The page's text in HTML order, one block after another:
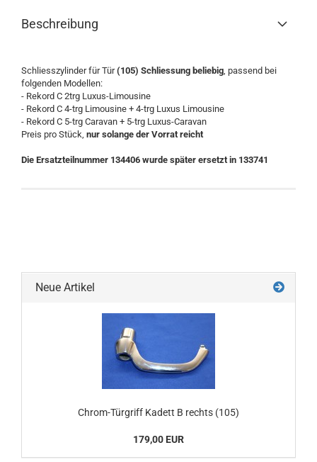
Beschreibung
Schliesszylinder für Tür(105) Schliessung beliebig, passend bei
folgenden Modellen:
- Rekord C 2trg Luxus-Limousine
- Rekord C 4-trg Limousine + 4-trg Luxus Limousine
- Rekord C 5-trg Caravan + 5-trg Luxus-Caravan
Preis pro Stück, nur solange der Vorrat reicht
Die Ersatzteilnummer 134406 wurde später ersetzt in 133741
Neue Artikel
Chrom-Türgriff Kadett B rechts (105)
179,00 EUR